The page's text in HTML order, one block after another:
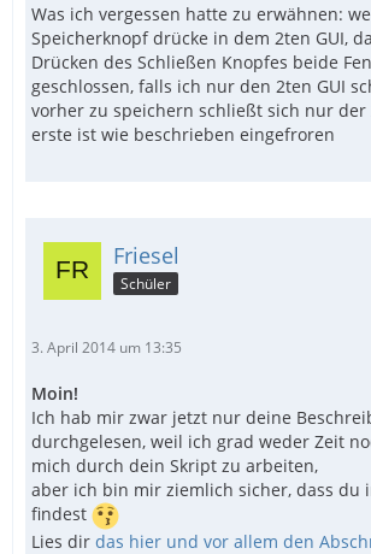
Was ich vergessen hatte zu erwähnen:
Speicherknopf drücke in dem 2ten GUI,
Drücken des Schließen Knopfes beide
geschlossen, falls ich nur den 2ten GUI
vorher zu speichern schließt sich nur der
erste ist wie beschrieben eingefroren
Friesel
Schüler
3. April 2014 um 13:35
Moin!
Ich hab mir zwar jetzt nur deine
durchgelesen, weil ich grad weder Zeit
mich durch dein Skript zu arbeiten,
aber ich bin mir ziemlich sicher, dass du
findest
Lies dir das hier und vor allem den